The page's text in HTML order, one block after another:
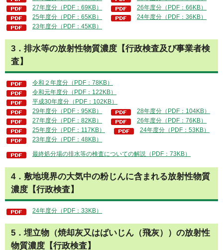
27年度分（PDF：69KB）
26年度分（PDF：66KB）
25年度分（PDF：65KB）
24年度分（PDF：36KB）
23年度分（PDF：45KB）
3．排水等の放射性物質濃度【行政検査及び事業者検
査】
令和２年度分（PDF：78KB）
令和元年度分（PDF：122KB）
平成30年度分（PDF：102KB）
29年度分（PDF：95KB）
28年度分（PDF：104KB）
27年度分（PDF：82KB）
26年度分（PDF：76KB）
25年度分（PDF：117KB）
24年度分（PDF：53KB）
23年度分（PDF：48KB）
最終処分場の排水等の検査についての解説（PDF：73KB）
4．敷地境界の大気中の粉じんに含まれる放射性物質
濃度【行政検査】
24年度分（PDF：33KB）
5．埋立物（焼却灰又はばいじん（飛灰））の放射性
物質濃度【行政検査】